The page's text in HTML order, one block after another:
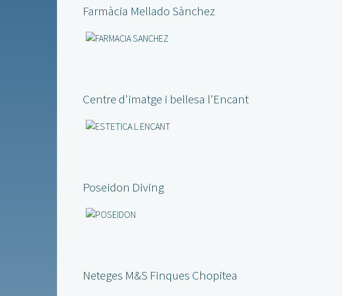
Farmàcia Mellado Sànchez
Centre d'imatge i bellesa l'Encant
Poseidon Diving
Neteges M&S Finques Chopitea